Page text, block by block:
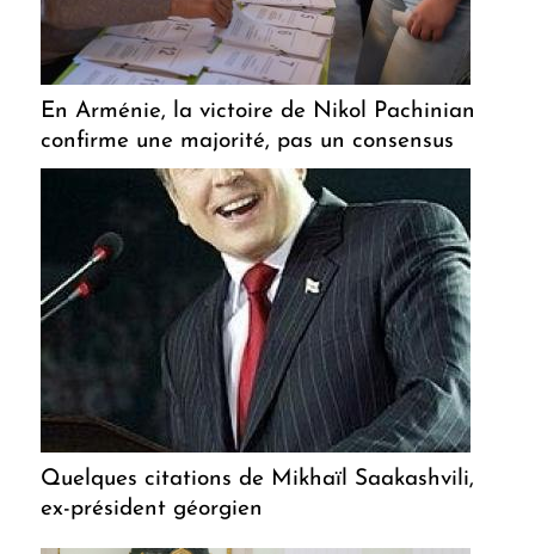
En Arménie, la victoire de Nikol Pachinian
confirme une majorité, pas un consensus
Quelques citations de Mikhaïl Saakashvili,
ex-président géorgien